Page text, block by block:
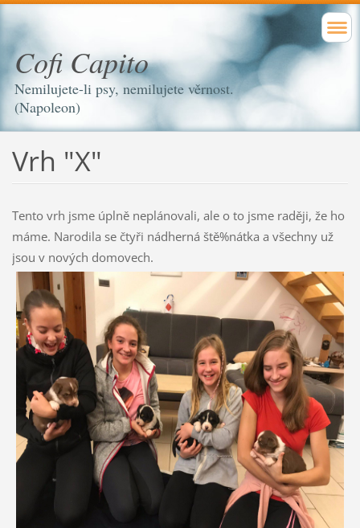
Cofi Capito
Nemilujete-li psy, nemilujete věrnost.
(Napoleon)
Vrh "X"
Tento vrh jsme úplně neplánovali, ale o to jsme raději, že ho
máme. Narodila se čtyři nádherná ště%nátka a všechny už
jsou v nových domovech.